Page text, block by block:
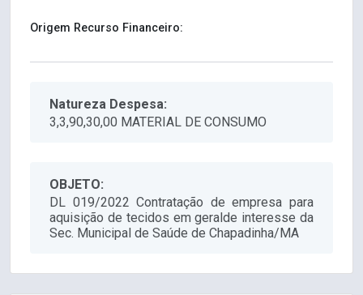
Origem Recurso Financeiro:
Natureza Despesa:
3,3,90,30,00 MATERIAL DE CONSUMO
OBJETO:
DL 019/2022 Contratação de empresa para
aquisição de tecidos em geralde interesse da
Sec. Municipal de Saúde de Chapadinha/MA